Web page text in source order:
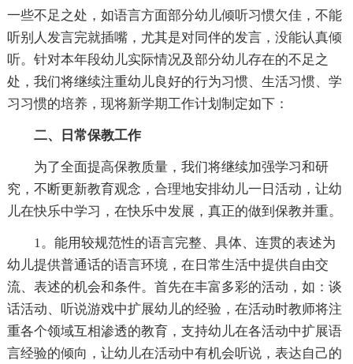
一些不足之处，如语言方面部分幼儿倾听习惯欠佳，不能
听别人发言完就插嘴，尤其是对同伴的发言，没能认真倾
听。针对本年段幼儿实际情况及部分幼儿存在的不足之
处，我们将继续注重幼儿良好的行为习惯、生活习惯、学
习习惯的培养，现将新学期工作计划制定如下：
二、日常保教工作
为了全面提高保教质量，我们将继续加强学习和研
究，不断更新教育观念，合理地安排幼儿一日活动，让幼
儿在快乐中学习，在快乐中发展，真正的做到保教并重。
1。能用较规范性的语言完整、具体、连贯的表述为
幼儿提供普通话的语言环境，在日常生活中提供自由交
流、表述的机会和条件。首先在丰富多彩的活动，如：谈
话活动、听说游戏中扩展幼儿的经验，在活动时教师将注
重各个领域互相渗透的教育，支持幼儿在各活动中扩展语
言经验的倾向，让幼儿在活动中有机会听说，表达自己的